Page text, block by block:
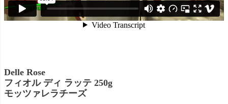
Delle Rose
フィオル ディ ラッテ 250g
モッツァレラチーズ